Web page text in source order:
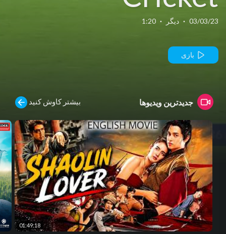
03/03/23
· دیگر ·
1:20
بازی
جدیدترین ویدیوها بیشتر کاوش کنید
01:49:18